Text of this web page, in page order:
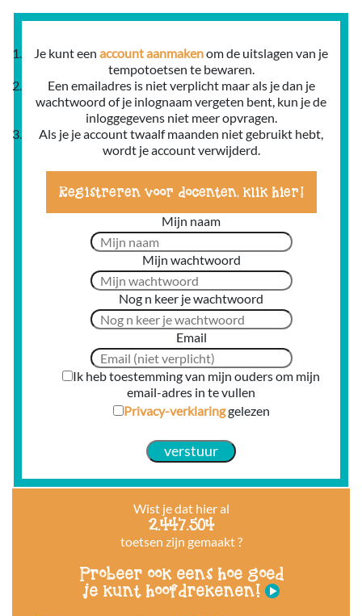
Wist je dat hier al
2.447.504
toetsen zijn gemaakt ?
Probeer ook eens hoe goed
je kunt hoofdrekenen!
Je kunt een account aanmakenom de uitslagen van je
tempotoetsen te bewaren.
Een emailadres is niet verplicht maar als je dan je
wachtwoord of je inlognaam vergeten bent, kun je de
inloggegevens niet meer opvragen.
Als je je account twaalf maanden niet gebruikt hebt,
wordt je account verwijderd.
Registreren voor docenten, klik hier!
Mijn naam
Mijn wachtwoord
Nog n keer je wachtwoord
Email
Ik heb toestemming van mijn ouders om mijn
email-adres in te vullen
Privacy-verklaringgelezen